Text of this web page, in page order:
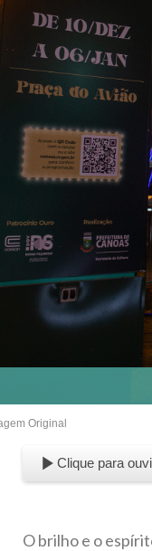
Original
Clique para
O brilho e o